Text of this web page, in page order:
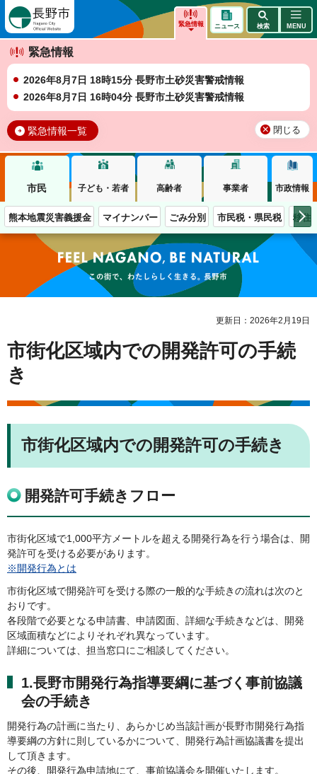
緊急情報
緊急情報
2026年8月7日 18時15分 長野市土砂災害警戒情報
2026年8月7日 16時04分 長野市土砂災害警戒情報
緊急情報一覧 閉じる
ニュース 検索 MENU
市民 子ども・若者 高齢者 事業者 市政情報
熊本地震災害義援金 マイナンバー ごみ分別 市民税・県民税 移住
この街で、わたしらしく生きる。長野市
更新日：2026年2月19日
市街化区域内での開発許可の手続
き
市街化区域内での開発許可の手続き
開発許可手続きフロー
市街化区域で1,000平方メートルを超える開発行為を行う場合は、開
発許可を受ける必要があります。
※開発行為とは
市街化区域で開発許可を受ける際の一般的な手続きの流れは次のと
おりです。
各段階で必要となる申請書、申請図面、詳細な手続きなどは、開発
区域面積などによりそれぞれ異なっています。
詳細については、担当窓口にご相談してください。
1.長野市開発行為指導要綱に基づく事前協議
会の手続き
開発行為の計画に当たり、あらかじめ当該計画が長野市開発行為指
導要綱の方針に則しているかについて、開発行為計画協議書を提出
して頂きます。
その後、開発行為申請地にて、事前協議会を開催いたします。